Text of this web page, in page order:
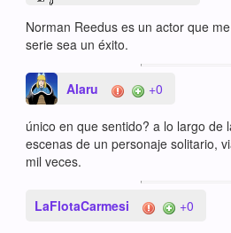
Norman Reedus es un actor que
serie sea un éxito.
Alaru +0
único en que sentido? a lo largo de
escenas de un personaje solitario,
mil veces.
LaFlotaCarmesi +0